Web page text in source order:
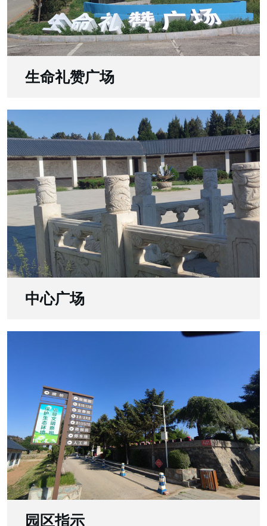
生命礼赞广场
中心广场
园区指示